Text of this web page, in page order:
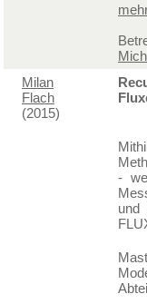
Milan
Flach
(2015)
-
und